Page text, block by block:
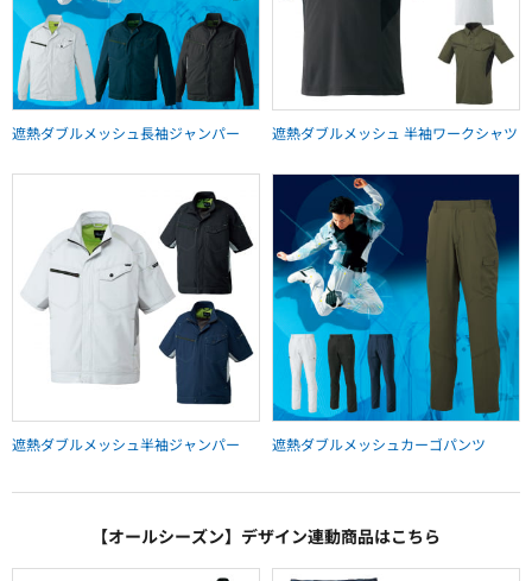
遮熱ダブルメッシュ長袖ジャンパー 遮熱ダブルメッシュ 半袖ワークシャツ
遮熱ダブルメッシュ半袖ジャンパー 遮熱ダブルメッシュカーゴパンツ
【オールシーズン】デザイン連動商品はこちら